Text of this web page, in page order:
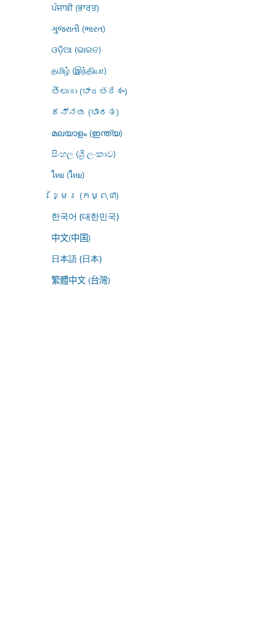
ਪੰਜਾਬੀ (ਭਾਰਤ)
ગુજરાતી (ભારત)
ଓଡ଼ିଆ (ଭାରତ)
தமிழ் (இந்தியா)
తెలుగు (భారతదేశం)
ಕನ್ನಡ (ಭಾರತ)
മലയാളം (ഇന്ത്യ)
සිංහල (ශ්‍රී ලංකාව)
ไทย (ไทย)
ខ្មែរ (កម្ពុជា)
한국어 (대한민국)
中文(中国)
日本語 (日本)
繁體中文 (台灣)